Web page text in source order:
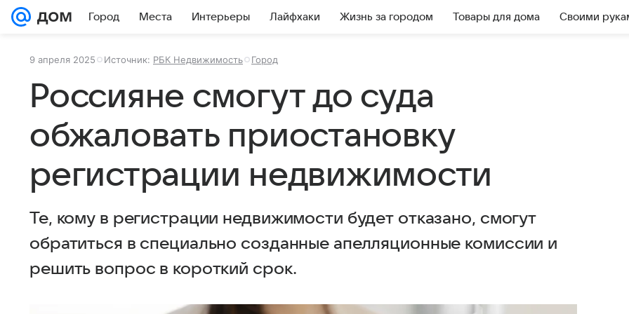
Город Места Интерьеры Лайфхаки Жизнь за городом Товары для дома Своими
9 апреля 2025 Источник: РБК Недвижимость Город
Россияне смогут до суда
обжаловать приостановку
регистрации недвижимости
Те, кому в регистрации недвижимости будет отказано, смогут
обратиться в специально созданные апелляционные комиссии и
решить вопрос в короткий срок.